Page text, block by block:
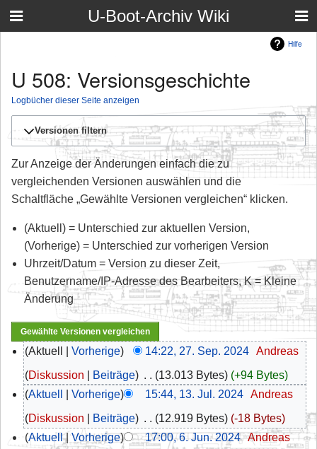
U-Boot-Archiv Wiki
Hilfe
U 508: Versionsgeschichte
Logbücher dieser Seite anzeigen
Versionen filtern
Zur Anzeige der Änderungen einfach die zu
vergleichenden Versionen auswählen und die
Schaltfläche „Gewählte Versionen vergleichen“ klicken.
(Aktuell) = Unterschied zur aktuellen Version,
(Vorherige) = Unterschied zur vorherigen Version
Uhrzeit/Datum = Version zu dieser Zeit,
Benutzername/IP-Adresse des Bearbeiters, K = Kleine
Änderung
Aktuell Vorherige 14:22, 27. Sep. 2024‎ Andreas
Diskussion
Beiträge 13.013 Bytes
+94 Bytes
Aktuell
Vorherige 15:44, 13. Jul. 2024‎ Andreas
Diskussion
Beiträge 12.919 Bytes
-18 Bytes
Aktuell
Vorherige 17:00, 6. Jun. 2024‎ Andreas